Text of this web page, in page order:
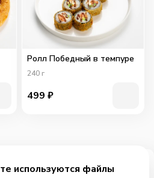
за 249₽
Ролл Победный в темпуре
240 г
499 ₽
используются файлы